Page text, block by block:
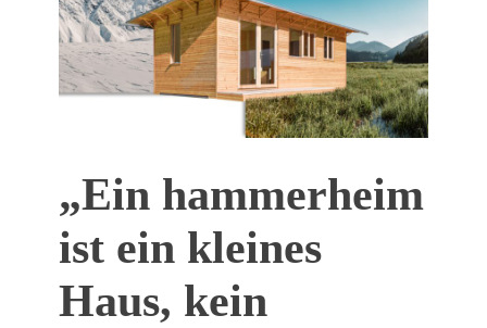
„Ein hammerheim
ist ein kleines
Haus, kein